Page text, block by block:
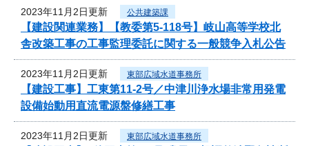
2023年11月2日更新 公共建築課
【建設関連業務】【教委第5-118号】岐山高等学校北
舎改築工事の工事監理委託に関する一般競争入札公告
2023年11月2日更新 東部広域水道事務所
【建設工事】工東第11-2号／中津川浄水場非常用発電
設備始動用直流電源盤修繕工事
2023年11月2日更新 東部広域水道事務所